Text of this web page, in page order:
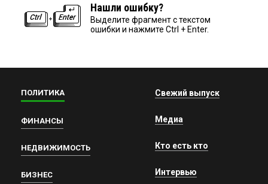
Нашли ошибку?
Выделите фрагмент с текстом
ошибки и нажмите Ctrl + Enter.
ПОЛИТИКА
ФИНАНСЫ
НЕДВИЖИМОСТЬ
БИЗНЕС
Свежий выпуск
Медиа
Кто есть кто
Интервью